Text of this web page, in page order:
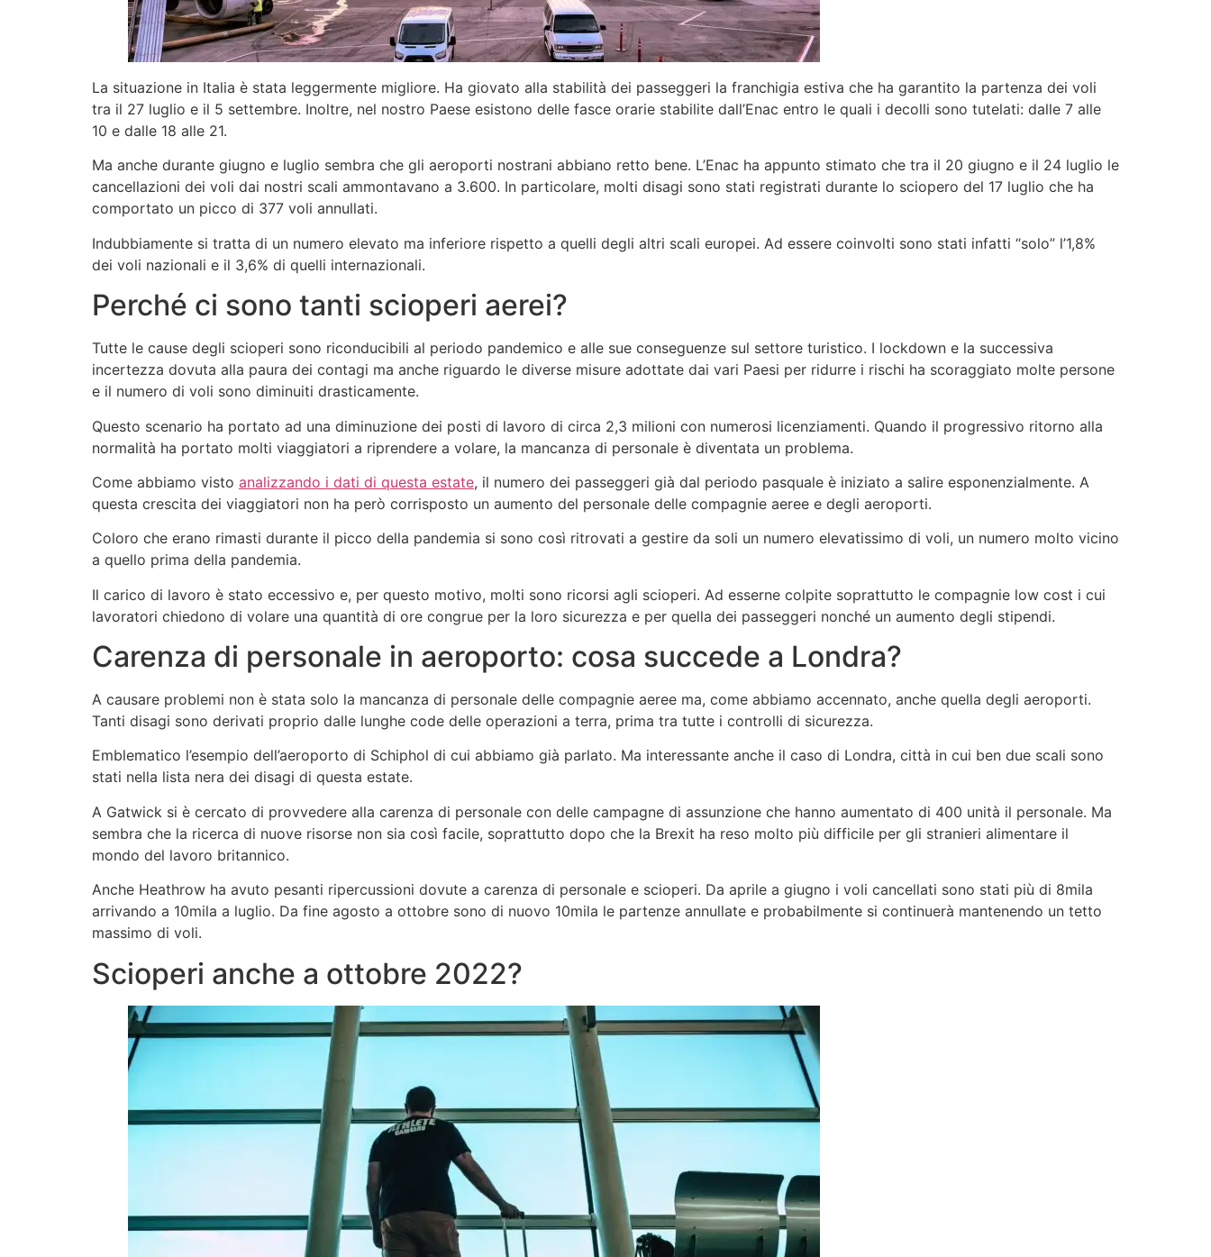
La situazione in Italia è stata leggermente migliore. Ha giovato alla stabilità dei passeggeri la franchigia estiva che ha garantito la partenza dei voli
tra il 27 luglio e il 5 settembre. Inoltre, nel nostro Paese esistono delle fasce orarie stabilite dall’Enac entro le quali i decolli sono tutelati: dalle 7 alle
10 e dalle 18 alle 21.
Ma anche durante giugno e luglio sembra che gli aeroporti nostrani abbiano retto bene. L’Enac ha appunto stimato che tra il 20 giugno e il 24 luglio le
cancellazioni dei voli dai nostri scali ammontavano a 3.600. In particolare, molti disagi sono stati registrati durante lo sciopero del 17 luglio che ha
comportato un picco di 377 voli annullati.
Indubbiamente si tratta di un numero elevato ma inferiore rispetto a quelli degli altri scali europei. Ad essere coinvolti sono stati infatti “solo” l’1,8%
dei voli nazionali e il 3,6% di quelli internazionali.
Perché ci sono tanti scioperi aerei?
Tutte le cause degli scioperi sono riconducibili al periodo pandemico e alle sue conseguenze sul settore turistico. I lockdown e la successiva
incertezza dovuta alla paura dei contagi ma anche riguardo le diverse misure adottate dai vari Paesi per ridurre i rischi ha scoraggiato molte persone
e il numero di voli sono diminuiti drasticamente.
Questo scenario ha portato ad una diminuzione dei posti di lavoro di circa 2,3 milioni con numerosi licenziamenti. Quando il progressivo ritorno alla
normalità ha portato molti viaggiatori a riprendere a volare, la mancanza di personale è diventata un problema.
Come abbiamo visto analizzando i dati di questa estate, il numero dei passeggeri già dal periodo pasquale è iniziato a salire esponenzialmente. A
questa crescita dei viaggiatori non ha però corrisposto un aumento del personale delle compagnie aeree e degli aeroporti.
Coloro che erano rimasti durante il picco della pandemia si sono così ritrovati a gestire da soli un numero elevatissimo di voli, un numero molto vicino
a quello prima della pandemia.
Il carico di lavoro è stato eccessivo e, per questo motivo, molti sono ricorsi agli scioperi. Ad esserne colpite soprattutto le compagnie low cost i cui
lavoratori chiedono di volare una quantità di ore congrue per la loro sicurezza e per quella dei passeggeri nonché un aumento degli stipendi.
Carenza di personale in aeroporto: cosa succede a Londra?
A causare problemi non è stata solo la mancanza di personale delle compagnie aeree ma, come abbiamo accennato, anche quella degli aeroporti.
Tanti disagi sono derivati proprio dalle lunghe code delle operazioni a terra, prima tra tutte i controlli di sicurezza.
Emblematico l’esempio dell’aeroporto di Schiphol di cui abbiamo già parlato. Ma interessante anche il caso di Londra, città in cui ben due scali sono
stati nella lista nera dei disagi di questa estate.
A Gatwick si è cercato di provvedere alla carenza di personale con delle campagne di assunzione che hanno aumentato di 400 unità il personale. Ma
sembra che la ricerca di nuove risorse non sia così facile, soprattutto dopo che la Brexit ha reso molto più difficile per gli stranieri alimentare il
mondo del lavoro britannico.
Anche Heathrow ha avuto pesanti ripercussioni dovute a carenza di personale e scioperi. Da aprile a giugno i voli cancellati sono stati più di 8mila
arrivando a 10mila a luglio. Da fine agosto a ottobre sono di nuovo 10mila le partenze annullate e probabilmente si continuerà mantenendo un tetto
massimo di voli.
Scioperi anche a ottobre 2022?